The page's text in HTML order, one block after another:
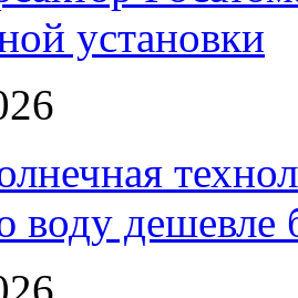
установки
воду дешевле